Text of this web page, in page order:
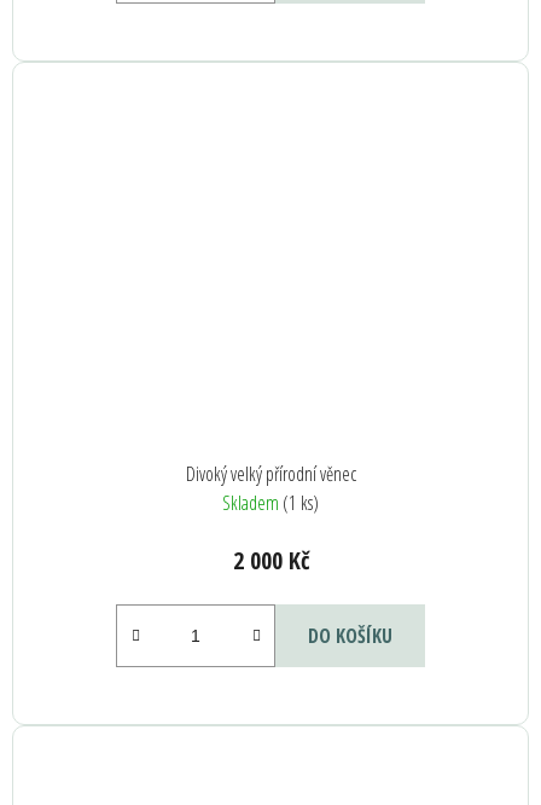
Divoký velký přírodní věnec
Skladem (1 ks)
2 000 Kč
DO KOŠÍKU